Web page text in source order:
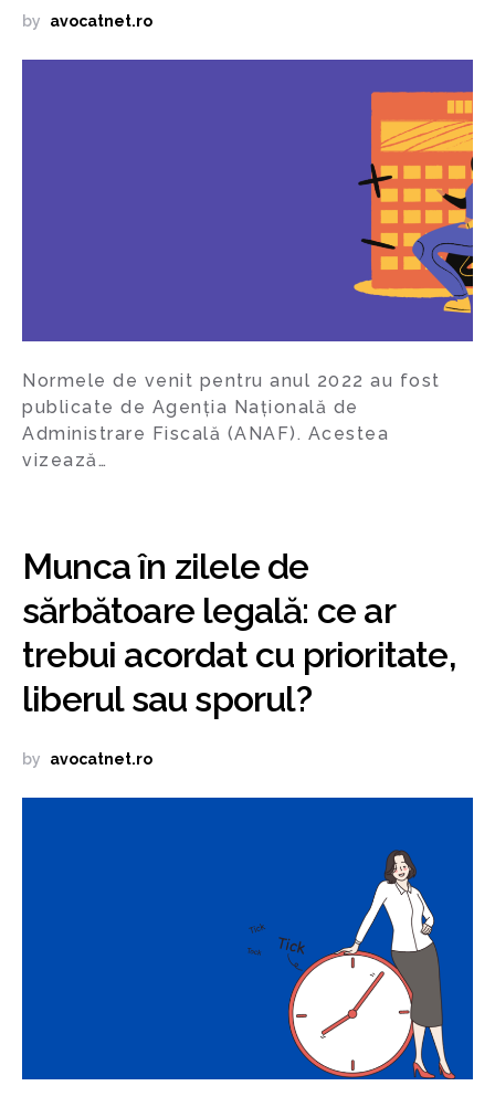
by avocatnet.ro
Normele de venit pentru anul 2022 au fost
publicate de Agenția Națională de
Administrare Fiscală (ANAF). Acestea
vizează…
Munca în zilele de
sărbătoare legală: ce ar
trebui acordat cu prioritate,
liberul sau sporul?
by avocatnet.ro